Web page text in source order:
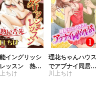
イングリッシ
ッスン 熱い
ちけ
理花ちゃんハウス
でアブナイ同居生
活
川上ちけ